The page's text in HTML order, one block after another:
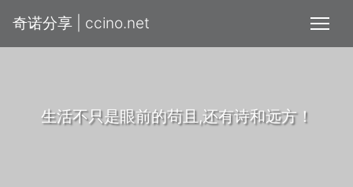
奇诺分享 | ccino.net
生活不只是眼前的苟且,还有诗和远方！